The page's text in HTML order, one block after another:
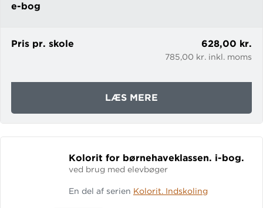
e-bog
Pris pr. skole 628,00 kr.
785,00 kr. inkl. moms
LÆS MERE
5.
KLASSE,
LÆRERENS
RESSOURCEBOG
Kolorit for børnehaveklassen. i-bog.
ved brug med elevbøger
En del af serien Kolorit. Indskoling